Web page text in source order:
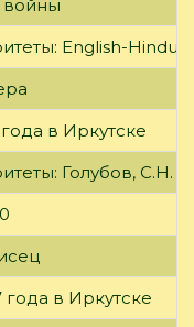
войны
English-
в Иркутске
Голубов, С.Н.
в Иркутске